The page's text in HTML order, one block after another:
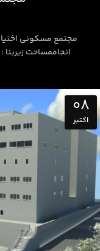
مجتمع مسکونی
انجاممساحت زیربنا : حدود 3 هزار
08
اکتبر